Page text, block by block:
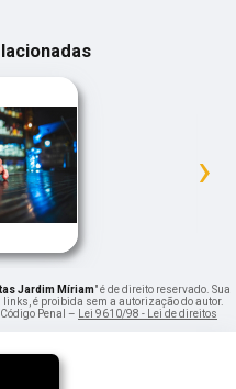
›
Jardim Míriam" é de direito reservado. Sua
é proibida sem a autorização do autor.
Penal –
Lei 9610/98 - Lei de direitos